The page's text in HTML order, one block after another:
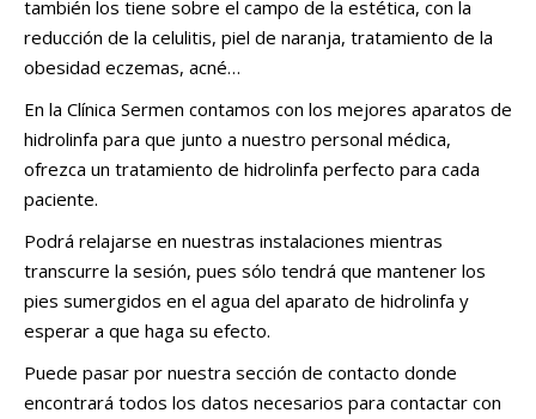
también los tiene sobre el campo de la estética, con la
reducción de la celulitis, piel de naranja, tratamiento de la
obesidad eczemas, acné…
En la Clínica Sermen contamos con los mejores aparatos de
hidrolinfa para que junto a nuestro personal médica,
ofrezca un tratamiento de hidrolinfa perfecto para cada
paciente.
Podrá relajarse en nuestras instalaciones mientras
transcurre la sesión, pues sólo tendrá que mantener los
pies sumergidos en el agua del aparato de hidrolinfa y
esperar a que haga su efecto.
Puede pasar por nuestra sección de contacto donde
encontrará todos los datos necesarios para contactar con